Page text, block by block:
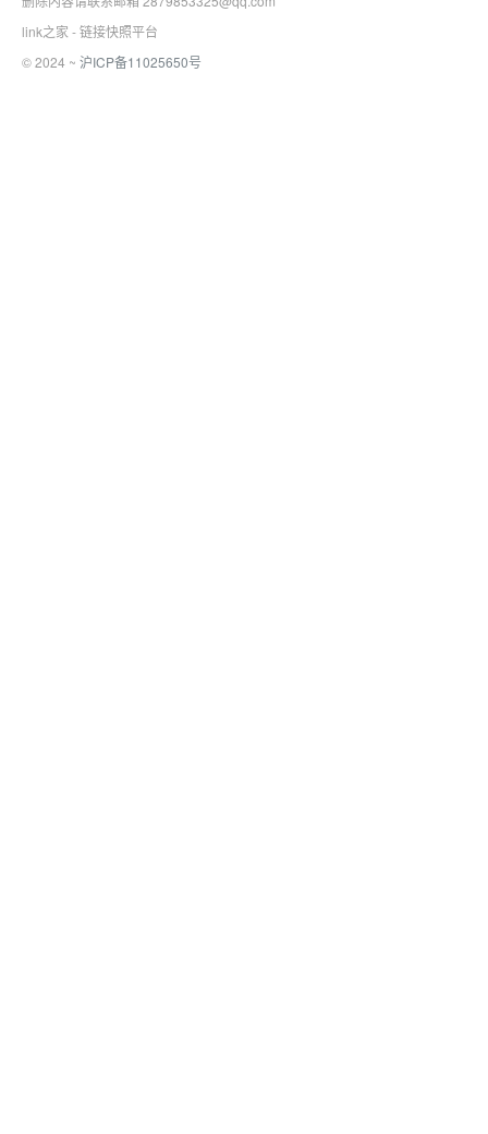
link之家 - 链接快照平台
© 2024 ~ 沪ICP备11025650号